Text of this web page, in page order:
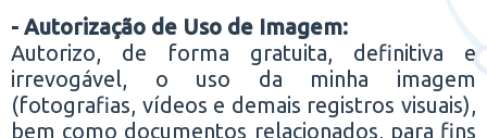
- Autorização de Uso de Imagem:
Autorizo, de forma gratuita, definitiva e
irrevogável, o uso da minha imagem
(fotografias, vídeos e demais registros visuais),
bem como documentos relacionados, para fins